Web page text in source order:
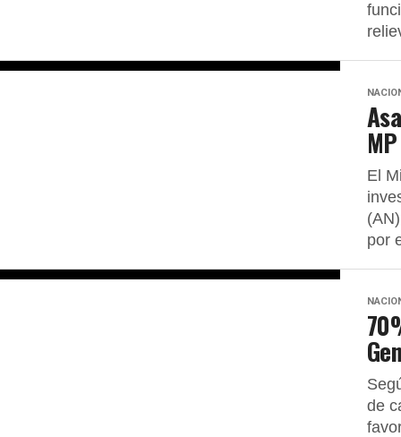
El
por
de